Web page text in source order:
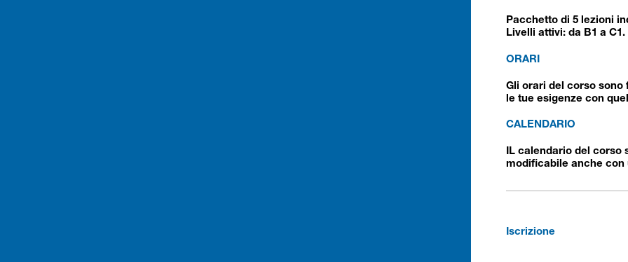
Pacchetto di 5 lezioni
Livelli attivi: da B1 a C1.
ORARI
Gli orari del corso
le tue esigenze con
CALENDARIO
IL calendario del corso
modificabile anche con
Iscrizione